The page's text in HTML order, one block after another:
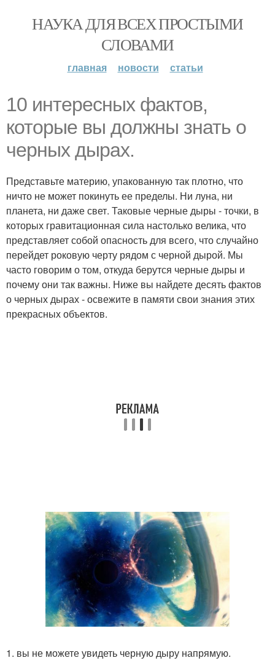
НАУКА ДЛЯ ВСЕХ ПРОСТЫМИ
СЛОВАМИ
главная новости статьи
10 интересных фактов,
которые вы должны знать о
черных дырах.
Представьте материю, упакованную так плотно, что
ничто не может покинуть ее пределы. Ни луна, ни
планета, ни даже свет. Таковые черные дыры - точки, в
которых гравитационная сила настолько велика, что
представляет собой опасность для всего, что случайно
перейдет роковую черту рядом с черной дырой. Мы
часто говорим о том, откуда берутся черные дыры и
почему они так важны. Ниже вы найдете десять фактов
о черных дырах - освежите в памяти свои знания этих
прекрасных объектов.
1. вы не можете увидеть черную дыру напрямую.